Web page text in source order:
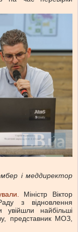
і меддиректор
Міністр Віктор
з відновлення
найбільші
представник МОЗ,